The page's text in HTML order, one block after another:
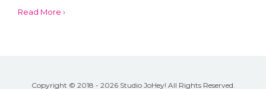
Read More ›
Copyright © 2018 - 2026 Studio JoHey! All Rights Reserved.